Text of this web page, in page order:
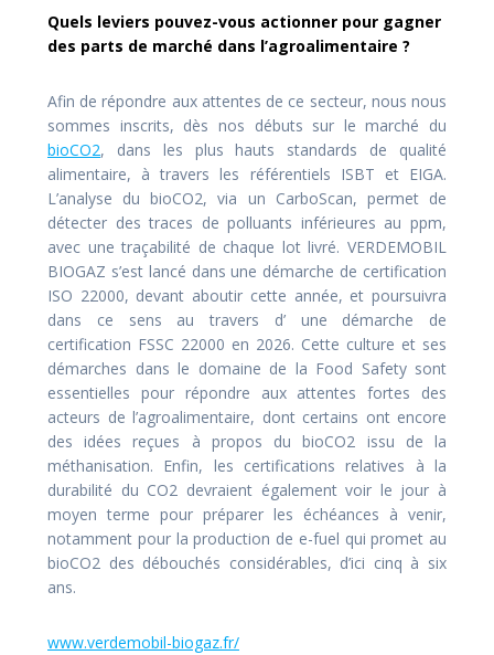
Quels leviers pouvez-vous actionner pour gagner
des parts de marché dans l’agroalimentaire ?
Afin de répondre aux attentes de ce secteur, nous nous
sommes inscrits, dès nos débuts sur le marché du
bioCO2, dans les plus hauts standards de qualité
alimentaire, à travers les référentiels ISBT et EIGA.
L’analyse du bioCO2, via un CarboScan, permet de
détecter des traces de polluants inférieures au ppm,
avec une traçabilité de chaque lot livré. VERDEMOBIL
BIOGAZ s’est lancé dans une démarche de certification
ISO 22000, devant aboutir cette année, et poursuivra
dans ce sens au travers d’ une démarche de
certification FSSC 22000 en 2026. Cette culture et ses
démarches dans le domaine de la Food Safety sont
essentielles pour répondre aux attentes fortes des
acteurs de l’agroalimentaire, dont certains ont encore
des idées reçues à propos du bioCO2 issu de la
méthanisation. Enfin, les certifications relatives à la
durabilité du CO2 devraient également voir le jour à
moyen terme pour préparer les échéances à venir,
notamment pour la production de e-fuel qui promet au
bioCO2 des débouchés considérables, d’ici cinq à six
ans.
www.verdemobil-biogaz.fr/